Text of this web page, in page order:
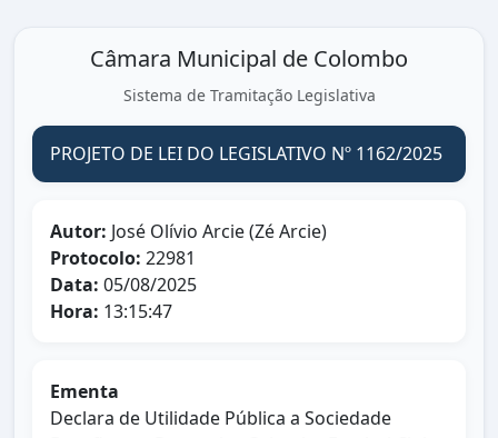
Câmara Municipal de Colombo
Sistema de Tramitação Legislativa
PROJETO DE LEI DO LEGISLATIVO Nº 1162/2025
Autor: José Olívio Arcie (Zé Arcie)
Protocolo: 22981
Data: 05/08/2025
Hora: 13:15:47
Ementa
Declara de Utilidade Pública a Sociedade